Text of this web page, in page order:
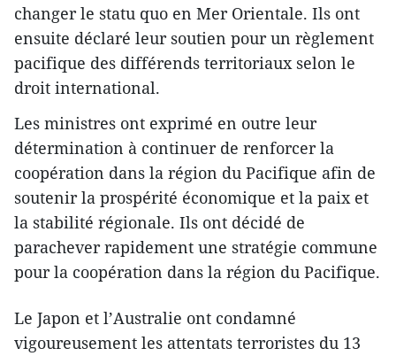
changer le statu quo en Mer Orientale. Ils ont
ensuite déclaré leur soutien pour un règlement
pacifique des différends territoriaux selon le
droit international.
Les ministres ont exprimé en outre leur
détermination à continuer de renforcer la
coopération dans la région du Pacifique afin de
soutenir la prospérité économique et la paix et
la stabilité régionale. Ils ont décidé de
parachever rapidement une stratégie commune
pour la coopération dans la région du Pacifique.
Le Japon et l’Australie ont condamné
vigoureusement les attentats terroristes du 13